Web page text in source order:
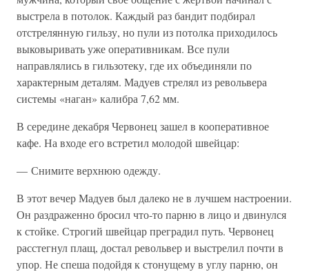
выстрела в потолок. Каждый раз бандит подбирал
отстрелянную гильзу, но пули из потолка приходилось
выковыривать уже оперативникам. Все пули
направлялись в гильзотеку, где их объединяли по
характерным деталям. Мадуев стрелял из револьвера
системы «наган» калибра 7,62 мм.
В середине декабря Червонец зашел в кооперативное
кафе. На входе его встретил молодой швейцар:
— Снимите верхнюю одежду.
В этот вечер Мадуев был далеко не в лучшем настроении.
Он раздраженно бросил что-то парню в лицо и двинулся
к стойке. Строгий швейцар преградил путь. Червонец
расстегнул плащ, достал револьвер и выстрелил почти в
упор. Не спеша подойдя к стонущему в углу парню, он